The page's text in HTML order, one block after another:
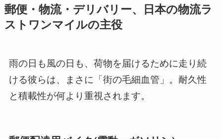
郵便・物流・デリバリー、日本の物流ラ
ストワンマイルの主役
雨の日も風の日も、荷物を届けるために走り続
ける彼らは、まさに「街の毛細血管」。耐久性
と積載性が何より重視されます。